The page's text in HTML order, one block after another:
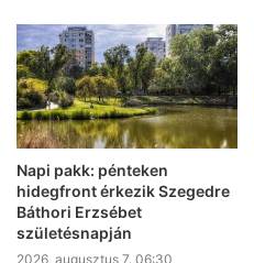
Napi pakk: pénteken
hidegfront érkezik Szegedre
Báthori Erzsébet
születésnapján
2026, augusztus 7. 06:30